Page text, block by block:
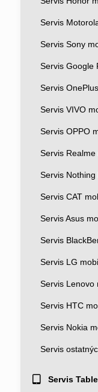
Servis
Servis Sony
Servis Google
Servis
Servis VIVO
Servis OPPO
Servis Realme
Servis Nothing
Servis CAT
Servis Asus
Servis
Servis LG
Servis Lenovo
Servis HTC
Servis Nokia
Servis
Servis